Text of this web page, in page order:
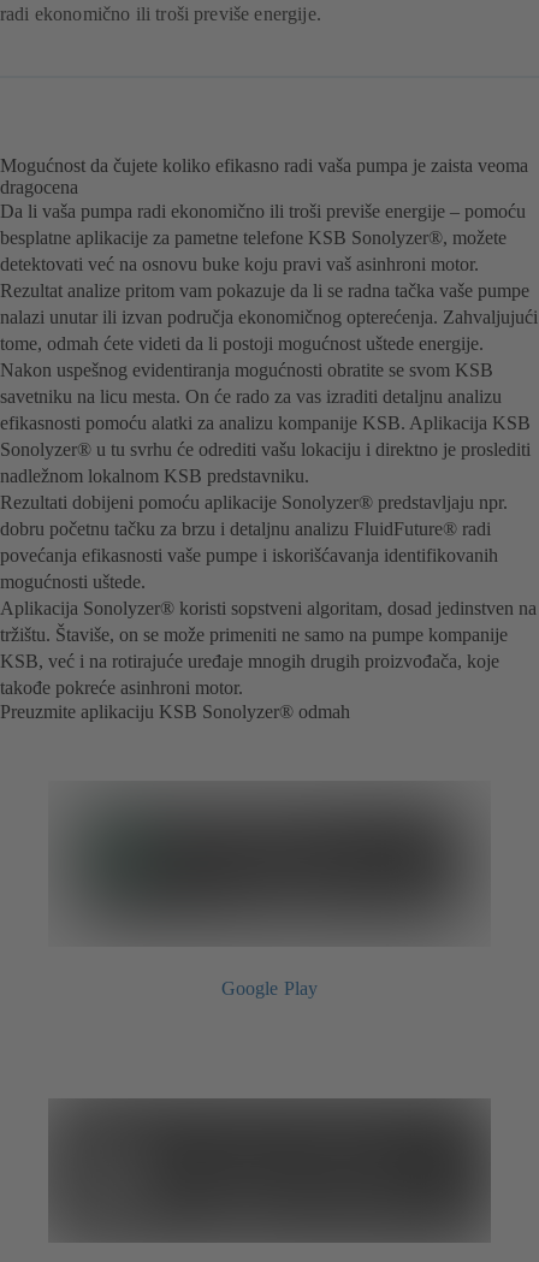
radi ekonomično ili troši previše energije.
Mogućnost da čujete koliko efikasno radi vaša pumpa je zaista veoma
dragocena
Da li vaša pumpa radi ekonomično ili troši previše energije – pomoću
besplatne aplikacije za pametne telefone KSB Sonolyzer®, možete
detektovati već na osnovu buke koju pravi vaš asinhroni motor.
Rezultat analize pritom vam pokazuje da li se radna tačka vaše pumpe
nalazi unutar ili izvan područja ekonomičnog opterećenja. Zahvaljujući
tome, odmah ćete videti da li postoji mogućnost uštede energije.
Nakon uspešnog evidentiranja mogućnosti obratite se svom KSB
savetniku na licu mesta. On će rado za vas izraditi detaljnu analizu
efikasnosti pomoću alatki za analizu kompanije KSB. Aplikacija KSB
Sonolyzer® u tu svrhu će odrediti vašu lokaciju i direktno je proslediti
nadležnom lokalnom KSB predstavniku.
Rezultati dobijeni pomoću aplikacije Sonolyzer® predstavljaju npr.
dobru početnu tačku za brzu i detaljnu analizu FluidFuture® radi
povećanja efikasnosti vaše pumpe i iskorišćavanja identifikovanih
mogućnosti uštede.
Aplikacija Sonolyzer® koristi sopstveni algoritam, dosad jedinstven na
tržištu. Štaviše, on se može primeniti ne samo na pumpe kompanije
KSB, već i na rotirajuće uređaje mnogih drugih proizvođača, koje
takođe pokreće asinhroni motor.
Preuzmite aplikaciju KSB Sonolyzer® odmah
Google Play